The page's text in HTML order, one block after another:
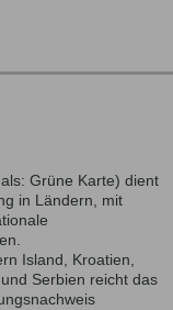
Grüne Karte) dient
in Ländern, mit
Island, Kroatien,
Serbien reicht das